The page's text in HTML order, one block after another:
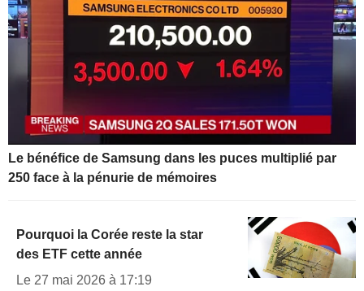
Le bénéfice de Samsung dans les puces multiplié par
250 face à la pénurie de mémoires
Pourquoi la Corée reste la star
des ETF cette année
Le 27 mai 2026 à 17:19